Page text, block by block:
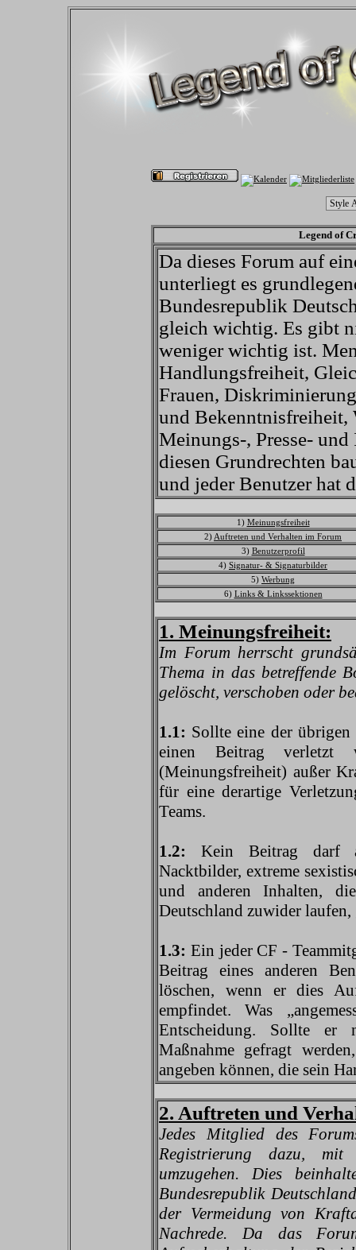
Legend of
Da dieses Forum auf
unterliegt es
Bundesrepublik
gleich wichtig. Es gibt
weniger wichtig ist.
Handlungsfreiheit,
Frauen,
und Bekenntnisfreiheit,
Meinungs-, Presse-
diesen Grundrechten
und jeder Benutzer hat
1) Meinungsfreiheit
2) Auftreten und Verhalten im Forum
3) Benutzerprofil
4) Signatur- & Signaturbilder
5) Werbung
6) Links & Linkssektionen
1. Meinungsfreiheit:
Im Forum herrscht
Thema in das betreffende
gelöscht, verschoben oder
1.1: Sollte eine der
einen Beitrag verletzt
(Meinungsfreiheit) außer
für eine derartige
Teams.
1.2: Kein Beitrag darf
Nacktbilder, extreme
und anderen Inhalten,
Deutschland zuwider laufen,
1.3: Ein jeder CF -
Beitrag eines anderen
löschen, wenn er dies
empfindet. Was
Entscheidung. Sollte er
Maßnahme gefragt
angeben können, die sein
2. Auftreten und
Jedes Mitglied des
Registrierung dazu, mit
umzugehen. Dies
Bundesrepublik
der Vermeidung von
Nachrede. Da das